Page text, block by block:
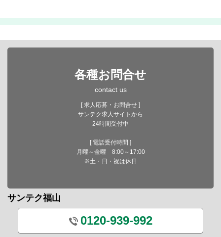
各種お問合せ
contact us
[ 求人応募・お問合せ ]
サンテク求人サイトから
24時間受付中
[ 電話受付時間 ]
月曜～金曜 8:00～17:00
※土・日・祝は休日
サンテク福山
0120-939-992